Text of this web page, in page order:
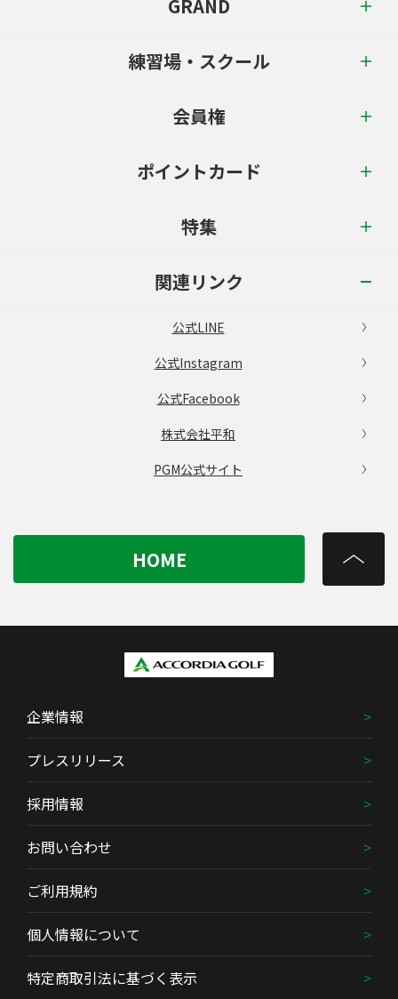
GRAND
練習場・スクール
会員権
ポイントカード
特集
関連リンク
公式LINE
公式Instagram
公式Facebook
株式会社平和
PGM公式サイト
HOME
企業情報
プレスリリース
採用情報
お問い合わせ
ご利用規約
個人情報について
特定商取引法に基づく表示